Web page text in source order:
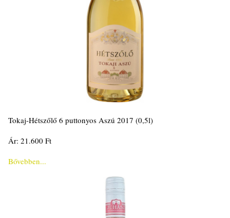
Tokaj-Hétszőlő 6 puttonyos Aszú 2017 (0,5l)
Ár: 21.600 Ft
Bővebben...